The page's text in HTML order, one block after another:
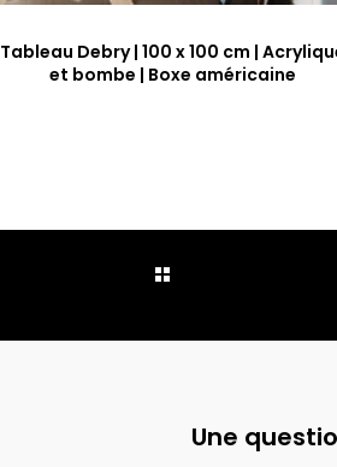
Tableau Debry | 100 x 100 cm |
et bombe | Boxe américaine
Une